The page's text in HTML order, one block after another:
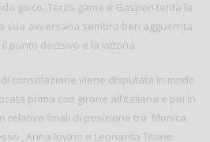
gioco. Terzo game e Gasperi tenta la
sua avversaria sembra ben agguerrita
punto decisivo e la vittoria.
consolazione viene disputata in modo
prima con girone all’italiana e poi in
relative finali di posizione tra Monica
, Anna Iovino e Leonarda Titone.